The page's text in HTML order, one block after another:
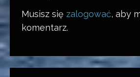
Musisz się zalogować, aby
komentarz.